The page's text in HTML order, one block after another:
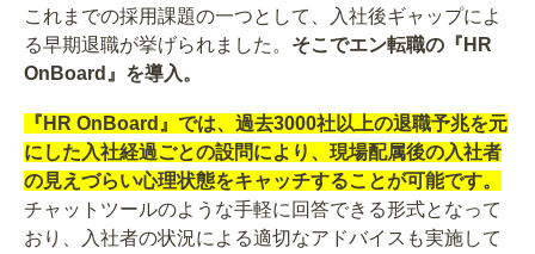
これまでの採用課題の一つとして、入社後ギャップによ
る早期退職が挙げられました。 そこでエン転職の『HR
OnBoard』を導入。
『HR OnBoard』では、過去3000社以上の退職予兆を元
にした入社経過ごとの設問により、現場配属後の入社者
の見えづらい心理状態をキャッチすることが可能です。
チャットツールのような手軽に回答できる形式となって
おり、入社者の状況による適切なアドバイスも実施して